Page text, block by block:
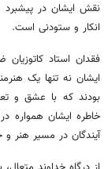
نقش ایشان در پیشبرد
انکار و ستودنی است.
فقدان استاد
ایشان نه تنها یک
بودند که با عشق و
خاطره ایشان همواره
آیندگان در مسیر هنر